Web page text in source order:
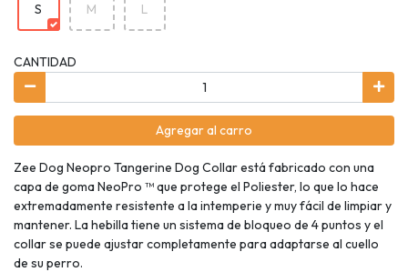
S M L
CANTIDAD
Agregar al carro
Zee Dog Neopro Tangerine Dog Collar está fabricado con una
capa de goma NeoPro ™ que protege el Poliester, lo que lo hace
extremadamente resistente a la intemperie y muy fácil de limpiar y
mantener. La hebilla tiene un sistema de bloqueo de 4 puntos y el
collar se puede ajustar completamente para adaptarse al cuello
de su perro.